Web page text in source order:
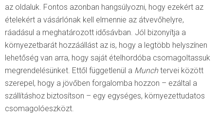
az oldaluk. Fontos azonban hangsúlyozni, hogy ezekért az
ételekért a vásárlónak kell elmennie az átvevőhelyre,
ráadásul a meghatározott idősávban. Jól bizonyítja a
környezetbarát hozzáállást az is, hogy a legtöbb helyszínen
lehetőség van arra, hogy saját ételhordóba csomagoltassuk
megrendelésünket. Ettől függetlenül a Munchtervei között
szerepel, hogy a jövőben forgalomba hozzon – ezáltal a
szállításhoz biztosítson – egy egységes, környezettudatos
csomagolóeszközt.